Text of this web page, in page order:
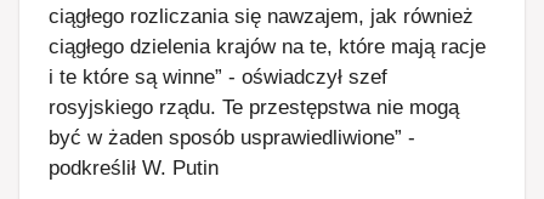
ciągłego rozliczania się nawzajem, jak również
ciągłego dzielenia krajów na te, które mają racje
i te które są winne” - oświadczył szef
rosyjskiego rządu. Te przestępstwa nie mogą
być w żaden sposób usprawiedliwione” -
podkreślił W. Putin